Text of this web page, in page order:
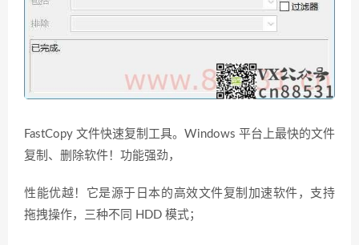
FastCopy 文件快速复制工具。Windows 平台上最快的文件
复制、删除软件！功能强劲，
性能优越！它是源于日本的高效文件复制加速软件，支持
拖拽操作，三种不同 HDD 模式；